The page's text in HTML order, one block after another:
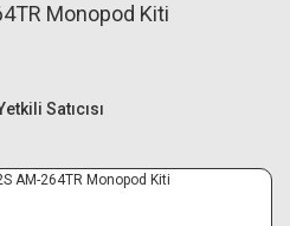
Setler
Alışverişe
Monopod Kiti
Satıcısı